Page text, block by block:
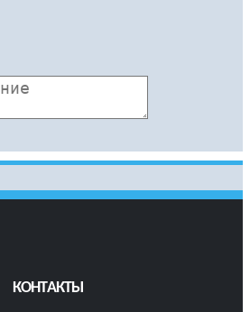
КОНТАКТЫ